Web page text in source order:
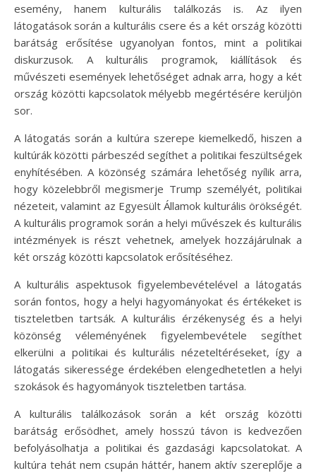
esemény, hanem kulturális találkozás is. Az ilyen
látogatások során a kulturális csere és a két ország közötti
barátság erősítése ugyanolyan fontos, mint a politikai
diskurzusok. A kulturális programok, kiállítások és
művészeti események lehetőséget adnak arra, hogy a két
ország közötti kapcsolatok mélyebb megértésére kerüljön
sor.
A látogatás során a kultúra szerepe kiemelkedő, hiszen a
kultúrák közötti párbeszéd segíthet a politikai feszültségek
enyhítésében. A közönség számára lehetőség nyílik arra,
hogy közelebbről megismerje Trump személyét, politikai
nézeteit, valamint az Egyesült Államok kulturális örökségét.
A kulturális programok során a helyi művészek és kulturális
intézmények is részt vehetnek, amelyek hozzájárulnak a
két ország közötti kapcsolatok erősítéséhez.
A kulturális aspektusok figyelembevételével a látogatás
során fontos, hogy a helyi hagyományokat és értékeket is
tiszteletben tartsák. A kulturális érzékenység és a helyi
közönség véleményének figyelembevétele segíthet
elkerülni a politikai és kulturális nézeteltéréseket, így a
látogatás sikeressége érdekében elengedhetetlen a helyi
szokások és hagyományok tiszteletben tartása.
A kulturális találkozások során a két ország közötti
barátság erősödhet, amely hosszú távon is kedvezően
befolyásolhatja a politikai és gazdasági kapcsolatokat. A
kultúra tehát nem csupán háttér, hanem aktív szereplője a